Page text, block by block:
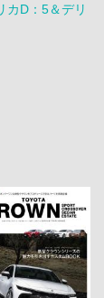
カD：5＆デリ